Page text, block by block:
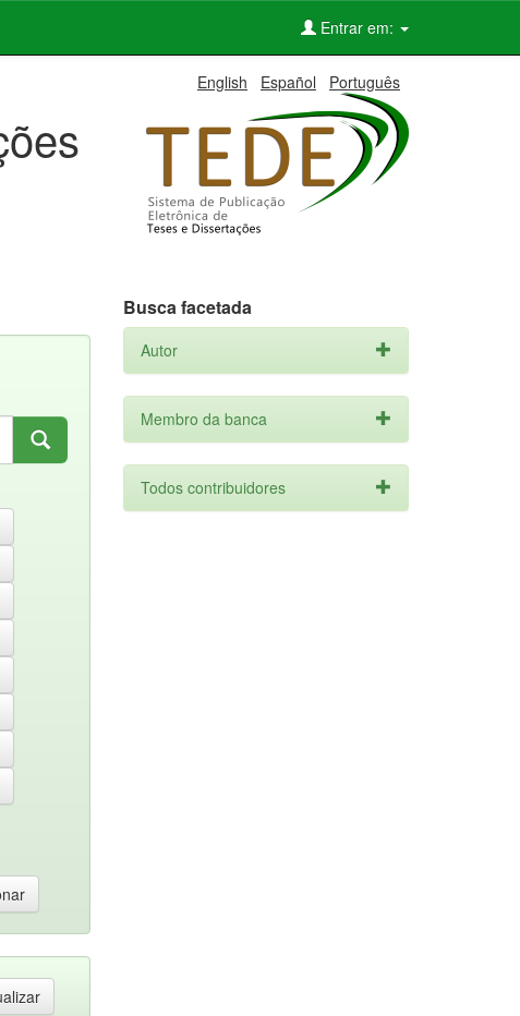
Entrar em:
English Español Português
Busca facetada
Autor
Membro da banca
Todos contribuidores